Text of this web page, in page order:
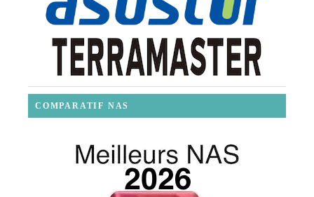
COMPARATIF NAS